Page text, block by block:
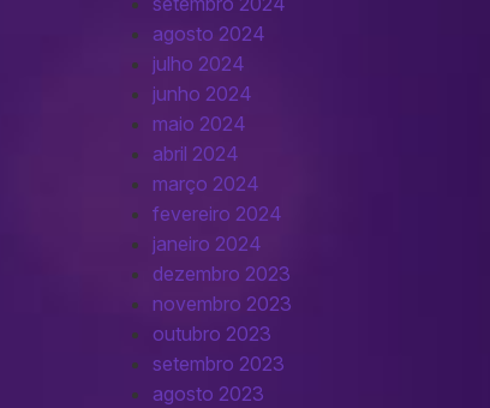
agosto 2024
julho 2024
junho 2024
maio 2024
abril 2024
março 2024
fevereiro 2024
janeiro 2024
dezembro 2023
novembro 2023
outubro 2023
setembro 2023
agosto 2023